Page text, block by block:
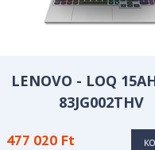
LENOVO - LOQ
83JG002THV
477 020 Ft